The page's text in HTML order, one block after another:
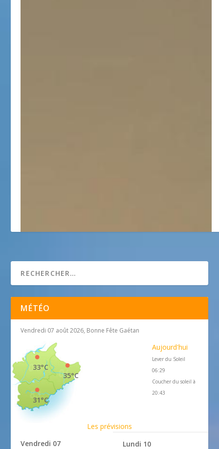
Espuma
MÉTÉO
Vendredi 07 août 2026, Bonne Fête Gaétan
35°C
33°C
31°C
Aujourd'hui
Lever du Soleil
06:29
Coucher du soleil à
20:43
Les prévisions
Vendredi 07
Lundi 10